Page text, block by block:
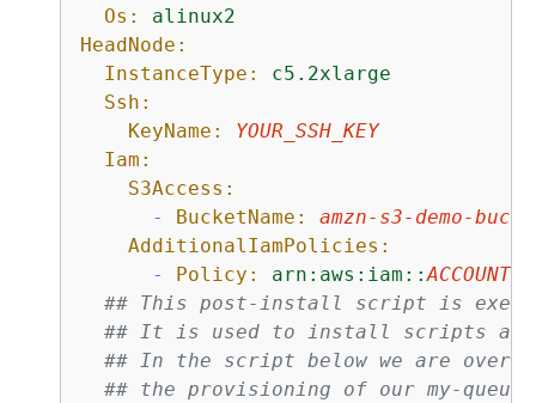
Os:
alinux2
HeadNode:
InstanceType:
c5.2xlarge
Ssh:
KeyName:
YOUR_SSH_KEY
Iam:
S3Access:
-
BucketName:
amzn-s3-demo-
AdditionalIamPolicies:
-
Policy: arn:aws:iam::
## This post-install script is
## It is used to install scripts at
## In the script below we are
## the provisioning of our my-